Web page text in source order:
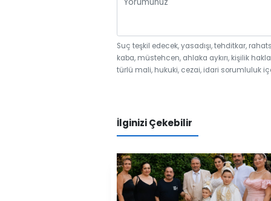
Suç teşkil edecek, yasadışı, tehditkar,
kaba, müstehcen, ahlaka aykırı, kişilik
türlü mali, hukuki, cezai, idari sorumluluk
İlginizi Çekebilir